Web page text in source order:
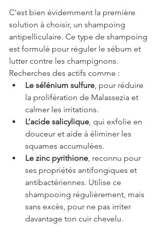
C'est bien évidemment la première
solution à choisir, un shampoing
antipelliculaire. Ce type de shampoing
est formulé pour réguler le sébum et
lutter contre les champignons.
Recherches des actifs comme :
Le sélénium sulfure , pour réduire
la prolifération de Malassezia et
calmer les irritations.
L’acide salicylique , qui exfolie en
douceur et aide à éliminer les
squames accumulées.
Le zinc pyrithione , reconnu pour
ses propriétés antifongiques et
antibactériennes. Utilise ce
shampooing régulièrement, mais
sans excès, pour ne pas irriter
davantage ton cuir chevelu.